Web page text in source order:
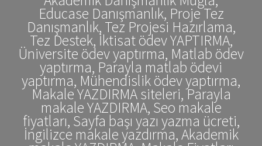
Educase Danışmanlık, Proje Tez
Danışmanlık, Tez Projesi Hazırlama,
Tez Destek, İktisat ödev YAPTIRMA,
Üniversite ödev yaptırma, Matlab ödev
yaptırma, Parayla matlab ödevi
yaptırma, Mühendislik ödev yaptırma,
Makale YAZDIRMA siteleri, Parayla
makale YAZDIRMA, Seo makale
fiyatları, Sayfa başı yazı yazma ücreti,
İngilizce makale yazdırma, Akademik